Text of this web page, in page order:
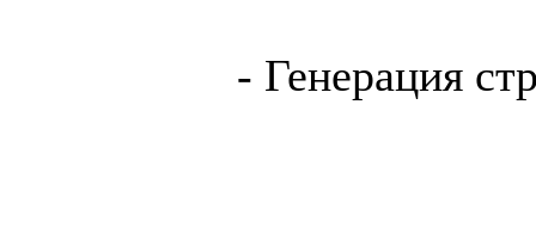
- Генерация